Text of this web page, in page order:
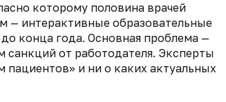
которому половина врачей
— интерактивные образовательные
конца года. Основная проблема —
санкций от работодателя. Эксперты
и ни о каких актуальных